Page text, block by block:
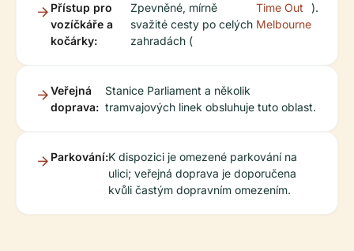
Přístup pro
vozíčkáře a
kočárky:
Zpevněné, mírně
svažité cesty po celých
zahradách (
Time Out
Melbourne
).
Veřejná
doprava:
Stanice Parliament a několik
tramvajových linek obsluhuje tuto oblast.
Parkování:K dispozici je omezené parkování na
ulici; veřejná doprava je doporučena
kvůli častým dopravním omezením.